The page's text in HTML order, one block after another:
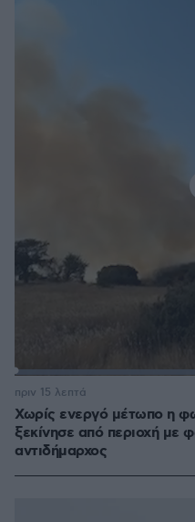
Χωρίς ενεργό μέτωπο η
ξεκίνησε από περιοχή με
αντιδήμαρχος
πριν 15 λεπτά